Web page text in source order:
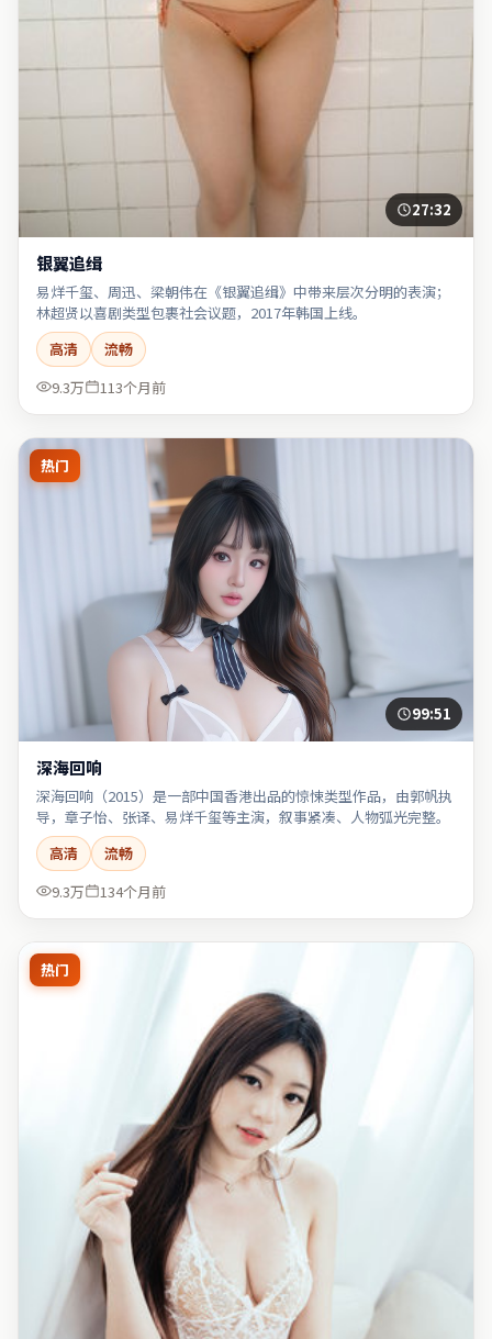
27:32
银翼追缉
易烊千玺、周迅、梁朝伟在《银翼追缉》中带来层次分明的表演；
林超贤以喜剧类型包裹社会议题，2017年韩国上线。
高清
流畅
9.3万
113个月前
热门
99:51
深海回响
深海回响（2015）是一部中国香港出品的惊悚类型作品，由郭帆执
导，章子怡、张译、易烊千玺等主演，叙事紧凑、人物弧光完整。
高清
流畅
9.3万
134个月前
热门